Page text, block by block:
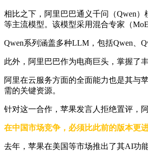
相比之下，阿里巴巴通义千问（Qwen）
等主流模型。该模型采用混合专家（
Qwen系列涵盖多种LLM，包括Qwen、
此外，阿里巴巴作为电商巨头，掌握了
阿里在云服务方面的全面能力也是其与
需的关键资源。
针对这一合作，苹果发言人拒绝置评，
在中国市场竞争，必须比此前的版本更
去年，苹果在美国等市场推出了其AI功